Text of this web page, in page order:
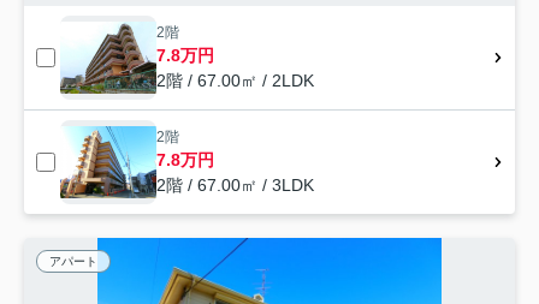
2階
7.8万円
2階 / 67.00㎡ / 2LDK
2階
7.8万円
2階 / 67.00㎡ / 3LDK
アパート